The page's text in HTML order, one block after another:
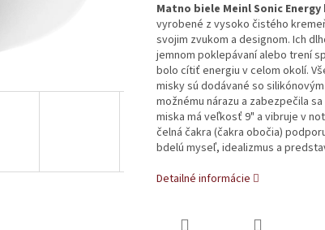
Matno biele Meinl Sonic
vyrobené z vysoko čistého
svojim zvukom a designom. Ich
jemnom poklepávaní alebo trení
bolo cítiť energiu v celom okolí.
misky sú dodávané so
možnému nárazu a zabezpečila
miska má veľkosť 9" a vibruje v
čelná čakra (čakra obočia)
bdelú myseľ, idealizmus a
Detailné informácie